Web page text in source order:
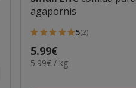
agapornis
5
estrelas
com
5(2)
Preço
5.99€
5.99€
5.99€
5.99€ / kg